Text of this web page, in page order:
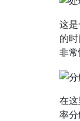
这
的
非常
在
率